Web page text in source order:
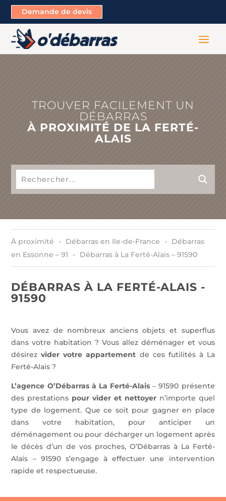
Demande de devis
TROUVER FACILEMENT UN
DÉBARRAS
À PROXIMITÉ DE LA FERTÉ-
ALAIS
À proximité Débarras en Ile-de-France
Débarras
en Essonne – 91
Débarras à La Ferté-Alais – 91590
DÉBARRAS À LA FERTÉ-ALAIS -
91590
Vous avez de nombreux anciens objets et superflus
dans votre habitation ? Vous allez déménager et vous
désirezvider votre appartement de ces futilités à La
Ferté-Alais ?
L’agence O’Débarras à La Ferté-Alais – 91590 présente
des prestations pour vider et nettoyern’importe quel
type de logement. Que ce soit pour gagner en place
dans votre habitation, pour anticiper un
déménagement ou pour décharger un logement après
le décès d’un de vos proches, O’Débarras à La Ferté-
Alais – 91590 s’engage à effectuer une intervention
rapide et respectueuse.